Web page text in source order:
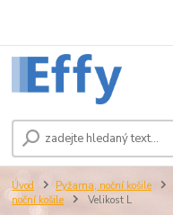
Úvod Pyžama, noční košile
noční košile
Velikost L